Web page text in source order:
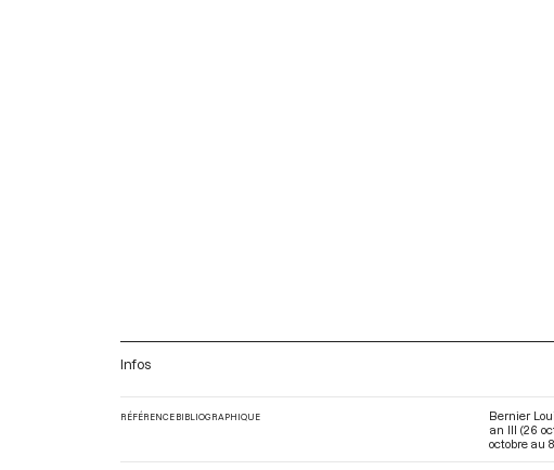
Infos
RÉFÉRENCE BIBLIOGRAPHIQUE
Bernier
an III (26
octobre au